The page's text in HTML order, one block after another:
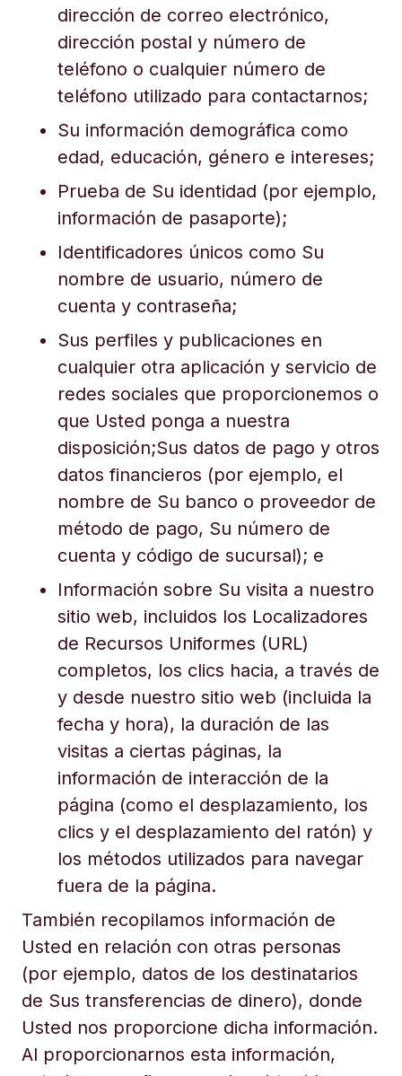
dirección de correo electrónico,
dirección postal y número de
teléfono o cualquier número de
teléfono utilizado para contactarnos;
Su información demográfica como
edad, educación, género e intereses;
Prueba de Su identidad (por ejemplo,
información de pasaporte);
Identificadores únicos como Su
nombre de usuario, número de
cuenta y contraseña;
Sus perfiles y publicaciones en
cualquier otra aplicación y servicio de
redes sociales que proporcionemos o
que Usted ponga a nuestra
disposición;Sus datos de pago y otros
datos financieros (por ejemplo, el
nombre de Su banco o proveedor de
método de pago, Su número de
cuenta y código de sucursal); e
Información sobre Su visita a nuestro
sitio web, incluidos los Localizadores
de Recursos Uniformes (URL)
completos, los clics hacia, a través de
y desde nuestro sitio web (incluida la
fecha y hora), la duración de las
visitas a ciertas páginas, la
información de interacción de la
página (como el desplazamiento, los
clics y el desplazamiento del ratón) y
los métodos utilizados para navegar
fuera de la página.
También recopilamos información de
Usted en relación con otras personas
(por ejemplo, datos de los destinatarios
de Sus transferencias de dinero), donde
Usted nos proporcione dicha información.
Al proporcionarnos esta información,